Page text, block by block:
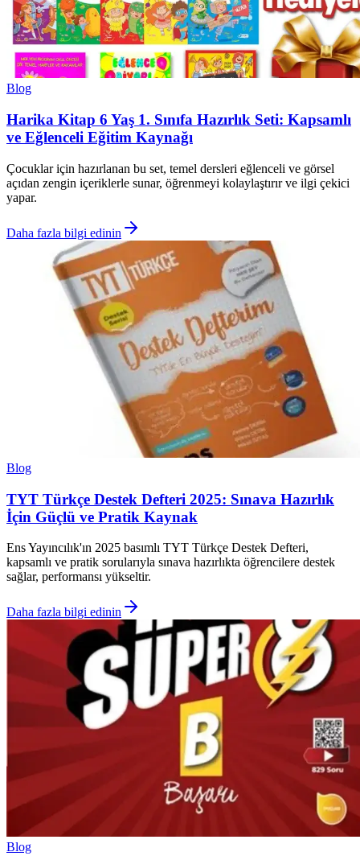
Blog
Harika Kitap 6 Yaş 1. Sınıfa Hazırlık Seti: Kapsamlı
ve Eğlenceli Eğitim Kaynağı
Çocuklar için hazırlanan bu set, temel dersleri eğlenceli ve görsel
açıdan zengin içeriklerle sunar, öğrenmeyi kolaylaştırır ve ilgi çekici
yapar.
Daha fazla bilgi edinin
Blog
TYT Türkçe Destek Defteri 2025: Sınava Hazırlık
İçin Güçlü ve Pratik Kaynak
Ens Yayıncılık'ın 2025 basımlı TYT Türkçe Destek Defteri,
kapsamlı ve pratik sorularıyla sınava hazırlıkta öğrencilere destek
sağlar, performansı yükseltir.
Daha fazla bilgi edinin
Blog